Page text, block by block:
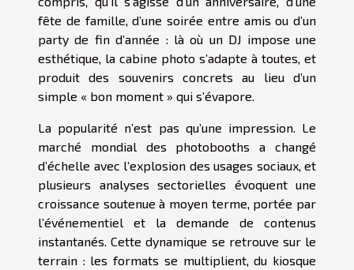
fête de famille, d’une soirée entre amis ou d’un
party de fin d’année : là où un DJ impose une
esthétique, la cabine photo s’adapte à toutes, et
produit des souvenirs concrets au lieu d’un
simple « bon moment » qui s’évapore.
La popularité n’est pas qu’une impression. Le
marché mondial des photobooths a changé
d’échelle avec l’explosion des usages sociaux, et
plusieurs analyses sectorielles évoquent une
croissance soutenue à moyen terme, portée par
l’événementiel et la demande de contenus
instantanés. Cette dynamique se retrouve sur le
terrain : les formats se multiplient, du kiosque